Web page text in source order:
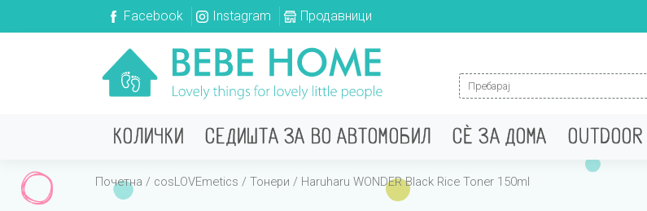
Facebook Instagram Продавници
Search for:
КОЛИЧКИ СЕДИШТА ЗА ВО АВТОМОБИЛ СÈ ЗА ДОМА OUTDOOR
Почетна / cosLOVEmetics / Тонери / Haruharu WONDER Black Rice Toner 150ml